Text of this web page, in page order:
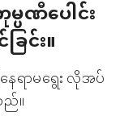
ပဏီပေါင်း
ြင်း။
ေရာမရွေး လိုအပ်
။